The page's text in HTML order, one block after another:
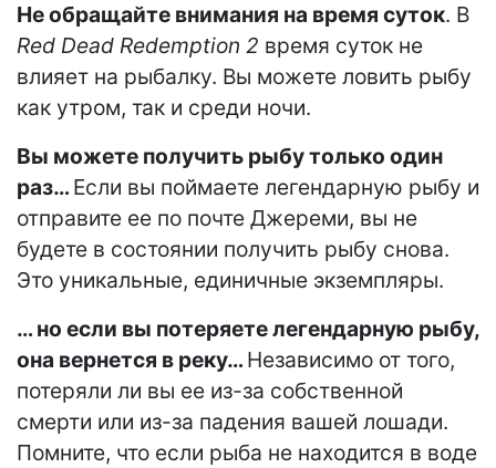
Не обращайте внимания на время суток. В
Red Dead Redemption 2 время суток не
влияет на рыбалку. Вы можете ловить рыбу
как утром, так и среди ночи.
Вы можете получить рыбу только один
раз… Если вы поймаете легендарную рыбу и
отправите ее по почте Джереми, вы не
будете в состоянии получить рыбу снова.
Это уникальные, единичные экземпляры.
… но если вы потеряете легендарную рыбу,
она вернется в реку… Независимо от того,
потеряли ли вы ее из-за собственной
смерти или из-за падения вашей лошади.
Помните, что если рыба не находится в воде